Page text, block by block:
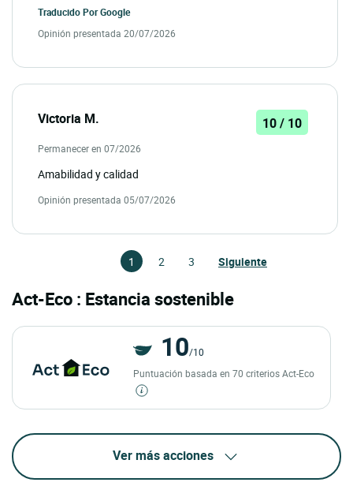
Traducido PorGoogle
Opinión presentada 20/07/2026
Victoria M. 10 / 10
Permanecer en 07/2026
Amabilidad y calidad
Opinión presentada 05/07/2026
1 2 3 Siguiente
Act-Eco : Estancia sostenible
10/10
Puntuación basada en 70 criterios Act-Eco
Ver más acciones